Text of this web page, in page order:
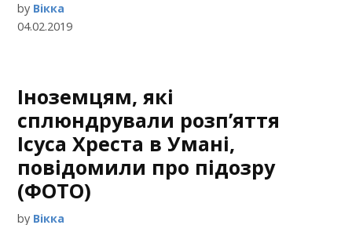
by Вікка
04.02.2019
Іноземцям, які
сплюндрували розп’яття
Ісуса Хреста в Умані,
повідомили про підозру
(ФОТО)
by Вікка